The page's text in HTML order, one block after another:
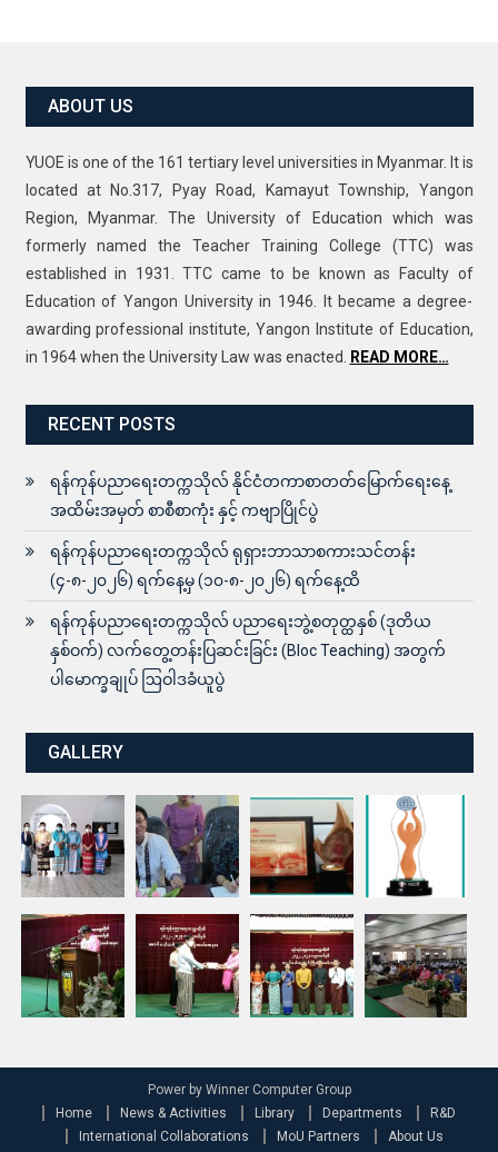
ABOUT US
YUOE is one of the 161 tertiary level universities in Myanmar. It is
located at No.317, Pyay Road, Kamayut Township, Yangon
Region, Myanmar. The University of Education which was
formerly named the Teacher Training College (TTC) was
established in 1931. TTC came to be known as Faculty of
Education of Yangon University in 1946. It became a degree-
awarding professional institute, Yangon Institute of Education,
in 1964 when the University Law was enacted.
READ MORE…
RECENT POSTS
ရန်ကုန်ပညာရေးတက္ကသိုလ် နိုင်ငံတကာစာတတ်မြောက်ရေးနေ့
အထိမ်းအမှတ် စာစီစာကုံး နှင့် ကဗျာပြိုင်ပွဲ
ရန်ကုန်ပညာရေးတက္ကသိုလ် ရုရှားဘာသာစကားသင်တန်း
(၄-၈-၂၀၂၆) ရက်နေ့မှ (၁၀-၈-၂၀၂၆) ရက်နေ့ထိ
ရန်ကုန်ပညာရေးတက္ကသိုလ် ပညာရေးဘွဲ့စတုတ္ထနှစ် (ဒုတိယ
နှစ်ဝက်) လက်တွေ့တန်းပြဆင်းခြင်း (Bloc Teaching) အတွက်
ပါမောက္ခချုပ် ဩဝါဒခံယူပွဲ
GALLERY
Power by Winner Computer Group
Home
News & Activities Library Departments
R&D
International Collaborations
MoU Partners About Us